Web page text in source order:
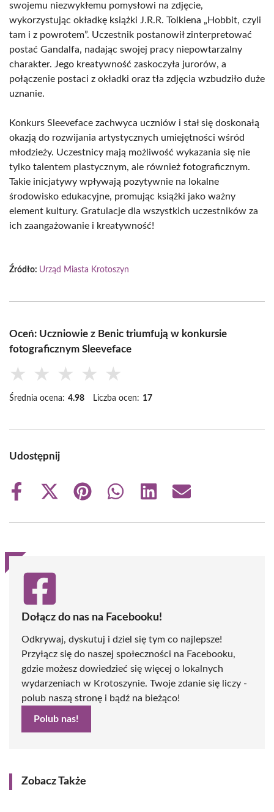
swojemu niezwykłemu pomysłowi na zdjęcie,
wykorzystując okładkę książki J.R.R. Tolkiena „Hobbit, czyli
tam i z powrotem”. Uczestnik postanowił zinterpretować
postać Gandalfa, nadając swojej pracy niepowtarzalny
charakter. Jego kreatywność zaskoczyła jurorów, a
połączenie postaci z okładki oraz tła zdjęcia wzbudziło duże
uznanie.
Konkurs Sleeveface zachwyca uczniów i stał się doskonałą
okazją do rozwijania artystycznych umiejętności wśród
młodzieży. Uczestnicy mają możliwość wykazania się nie
tylko talentem plastycznym, ale również fotograficznym.
Takie inicjatywy wpływają pozytywnie na lokalne
środowisko edukacyjne, promując książki jako ważny
element kultury. Gratulacje dla wszystkich uczestników za
ich zaangażowanie i kreatywność!
Źródło: Urząd Miasta Krotoszyn
Oceń: Uczniowie z Benic triumfują w konkursie
fotograficznym Sleeveface
★ ★ ★ ★ ★
Średnia ocena: 4.98 Liczba ocen: 17
Udostępnij
Share
Share
(Twitter)
Share
Share
Share
Share
Dołącz do nas na Facebooku!
Odkrywaj, dyskutuj i dziel się tym co najlepsze!
Przyłącz się do naszej społeczności na Facebooku,
gdzie możesz dowiedzieć się więcej o lokalnych
wydarzeniach w Krotoszynie. Twoje zdanie się liczy -
polub naszą stronę i bądź na bieżąco!
Polub nas!
Zobacz Także